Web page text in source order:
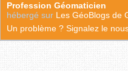
Profession Géomaticien
hébergé sur Les GéoBlogs de
Un problème ? Signalez le